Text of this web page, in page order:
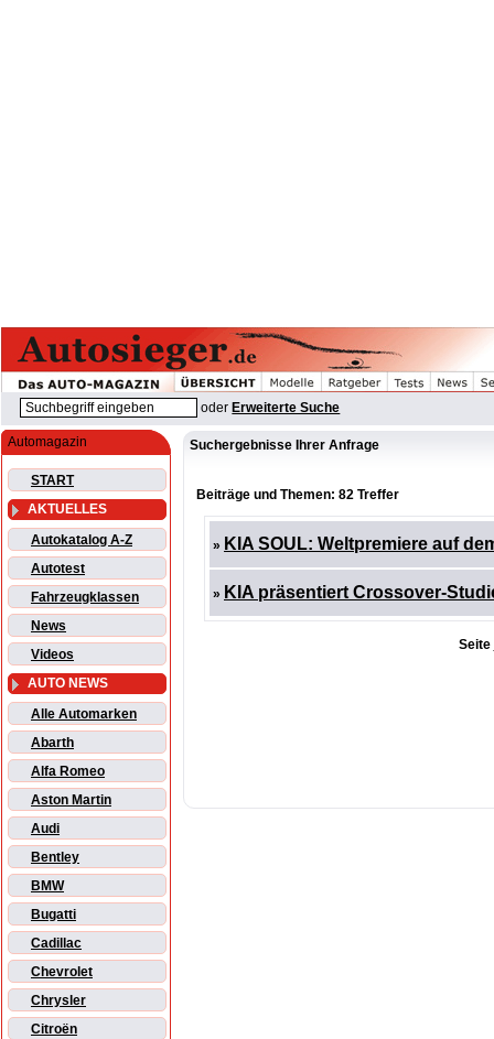
oder Erweiterte Suche
Automagazin
START
AKTUELLES
Autokatalog A-Z
Autotest
Fahrzeugklassen
News
Videos
AUTO NEWS
Alle Automarken
Abarth
Alfa Romeo
Aston Martin
Audi
Bentley
BMW
Bugatti
Cadillac
Chevrolet
Chrysler
Citroën
Suchergebnisse Ihrer Anfrage
Beiträge und Themen: 82 Treffer
» KIA SOUL: Weltpremiere auf
» KIA präsentiert Crossover-
Seite